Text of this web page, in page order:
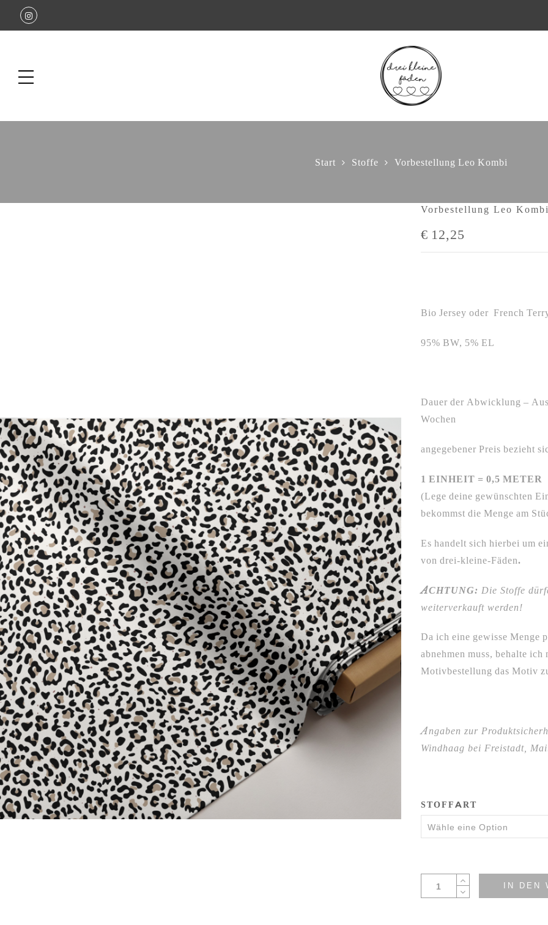
Start Stoffe Vorbestellung Leo Kombi
Vorbestellung Leo Kombi
€ 12,25
Bio Jersey oder French
95% BW, 5% EL
Dauer der Abwicklung –
Wochen
angegebener Preis bezieht
1 EINHEIT = 0,5 METER
(Lege deine gewünschten
bekommst die Menge am
Es handelt sich hierbei um
von drei-kleine-Fäden.
ACHTUNG: Die Stoffe
weiterverkauft werden!
Da ich eine gewisse Menge
abnehmen muss, behalte
Motivbestellung das Motiv
Angaben zur
Windhaag bei Freistadt,
STOFFART
IN DEN